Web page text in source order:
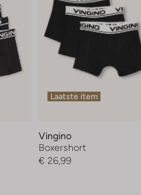
Laatste item
Vingino
Boxershort
€ 26,99